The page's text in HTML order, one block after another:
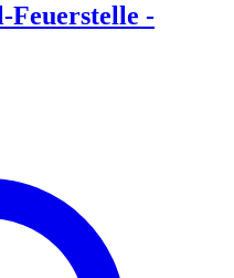
Feuerstelle -